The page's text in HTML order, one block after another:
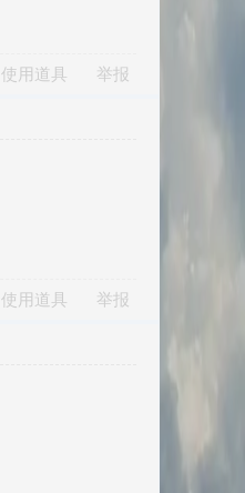
使用道具 举报
使用道具 举报